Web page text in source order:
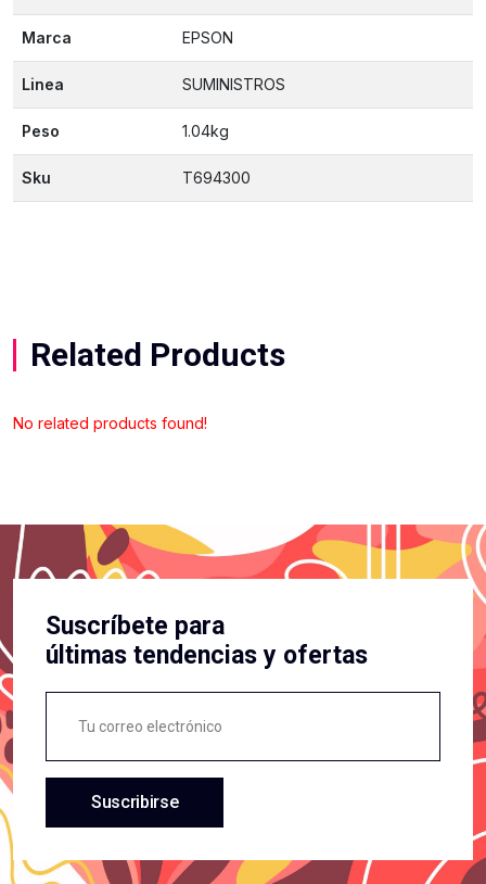
Marca EPSON
Linea SUMINISTROS
Peso 1.04kg
Sku T694300
Related Products
No related products found!
Suscríbete para
últimas tendencias y ofertas
Suscribirse